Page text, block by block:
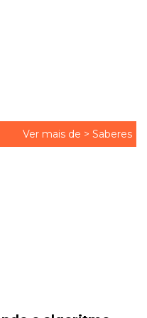
Ver mais de > Saberes